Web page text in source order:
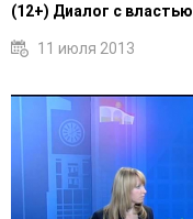
(12+) Диалог с властью
11 июля 2013